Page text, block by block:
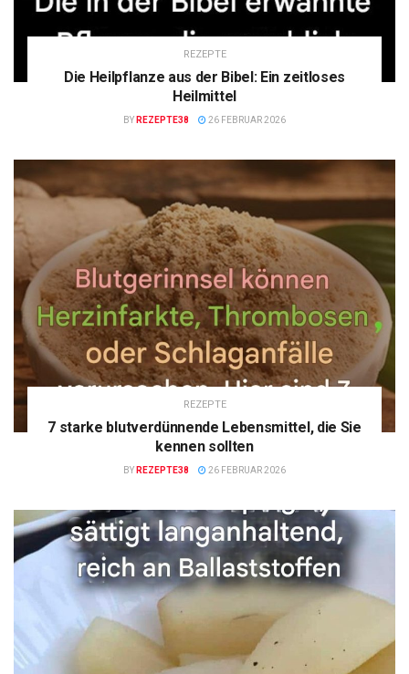
REZEPTE
Die Heilpflanze aus der Bibel: Ein zeitloses
Heilmittel
BY REZEPTE38 26 FEBRUAR 2026
REZEPTE
7 starke blutverdünnende Lebensmittel, die Sie
kennen sollten
BY REZEPTE38 26 FEBRUAR 2026